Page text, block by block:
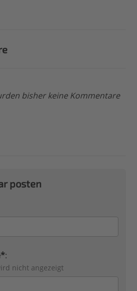
bisher keine Kommentare
posten
:
nicht angezeigt